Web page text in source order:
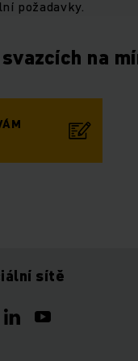
požadavky.
na
sítě